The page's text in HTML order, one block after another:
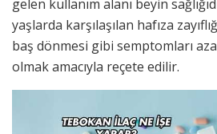
gelen kullanım alanı beyin
yaşlarda karşılaşılan hafıza
baş dönmesi gibi semptomları
olmak amacıyla reçete edilir.